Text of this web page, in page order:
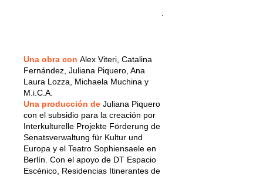
Una obra con Alex Viteri, Catalina
Fernández, Juliana Piquero, Ana
Laura Lozza, Michaela Muchina y
M.i.C.A.
Una producción de Juliana Piquero
con el subsidio para la creación por
Interkulturelle Projekte Förderung de
Senatsverwaltung für Kultur und
Europa y el Teatro Sophiensaele en
Berlín. Con el apoyo de DT Espacio
Escénico, Residencias Itinerantes de